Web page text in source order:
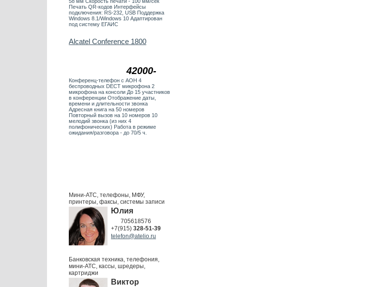
Печать QR-кодов Интерфейсы
подключения: RS-232, USB Поддержка
Windows 8.1/Windows 10 Адаптирован
под систему ЕГАИС
42000-
Alcatel Conference 1800
Конференц-телефон с АОН 4
беспроводных DECT микрофона 2
микрофона на консоли До 15 участников
в конференции Отображение даты,
времени и длительности звонка
Адресная книга на 50 номеров
Повторный вызов на 10 номеров 10
мелодий звонка (из них 4
полифонических) Работа в режиме
ожидания/разговора - до 70/5 ч.
Мини-АТС, телефоны, МФУ,
принтеры, факсы, системы записи
Юлия
705618576
+7(915) 328-51-39
telefon@atelio.ru
Банковская техника, телефония,
мини-АТС, кассы, шредеры,
картриджи
Виктор